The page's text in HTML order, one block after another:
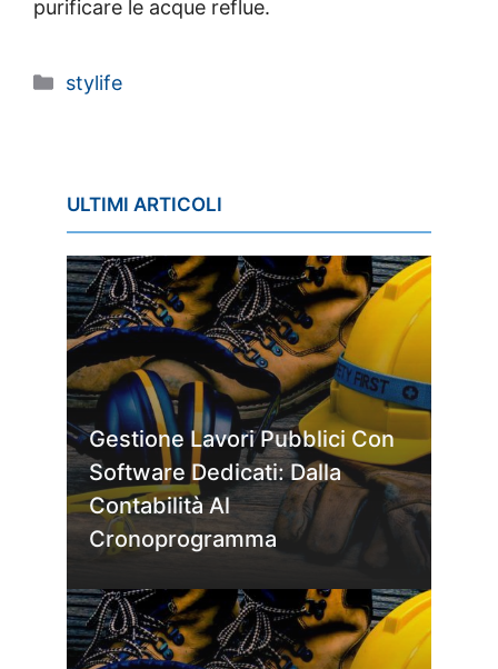
purificare le acque reflue.
Categorie
stylife
ULTIMI ARTICOLI
Gestione Lavori Pubblici Con
Software Dedicati: Dalla
Contabilità Al
Cronoprogramma